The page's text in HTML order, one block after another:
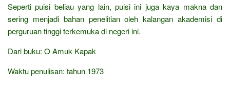
Seperti puisi beliau yang lain, puisi ini juga kaya makna dan
sering menjadi bahan penelitian oleh kalangan akademisi di
perguruan tinggi terkemuka di negeri ini.
Dari buku: O Amuk Kapak
Waktu penulisan: tahun 1973